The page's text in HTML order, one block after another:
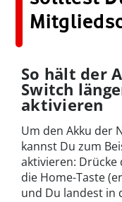
So hält der
Switch
aktivieren
Um den Akku der
kannst Du zum
aktivieren: Drücke
die Home-Taste
und Du landest in